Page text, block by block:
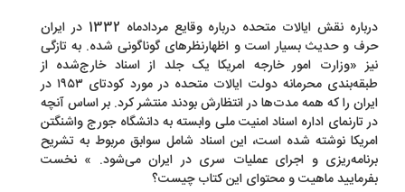
درباره نقش ایالات متحده درباره وقایع مردادماه 1332 در ایران
و حدیث بسیار است و اظهارنظرهای گوناگونی شده. به تازگی
«وزارت امور خارجه امریکا یک جلد از اسناد خارج‌شده از
طبقه‌بندی محرمانه دولت ایالات متحده در مورد کودتای ١٩٥٣ در
را که همه مدت‌ها در انتظارش بودند منتشر کرد. بر اساس آنچه
تارنمای اداره اسناد امنیت ملی وابسته به دانشگاه جورج واشنگتن
نوشته شده است، این اسناد شامل سوابق مربوط به تشریح
و اجرای عملیات سری در ایران می‌شود. » نخست
ماهیت و محتوای این کتاب چیست؟